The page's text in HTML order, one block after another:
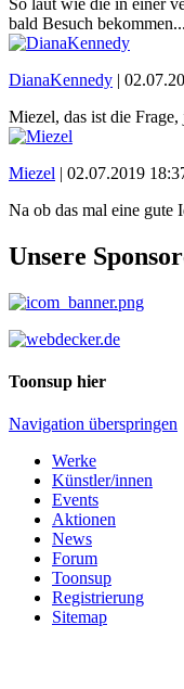
bald Besuch bekommen...
DianaKennedy |
Miezel, das ist die Frage,
Miezel | 02.07.2019
Na ob das mal eine gute
Unsere
Toonsup hier
Navigation überspringen
Werke
Künstler/innen
Events
Aktionen
News
Forum
Toonsup
Registrierung
Sitemap